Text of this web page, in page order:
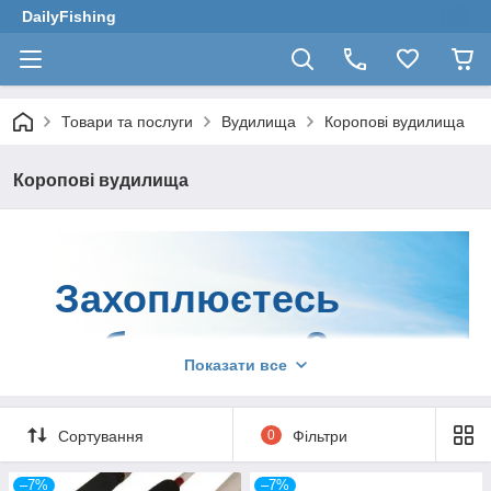
DailyFishing
Товари та послуги Вудилища Коропові вудилища
Коропові вудилища
Захоплюєтесь
риболовлею?
Тоді вудилища коропові - те, без
чого вам точно не обійтися!
Придбати їх можна в інтернет-магазині
Показати все
Сортування 0 Фільтри
–7% –7%